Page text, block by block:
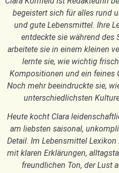
begeistert sich für alles rund
und gute Lebensmittel. Ihre
entdeckte sie während des
arbeitete sie in einem kleinen
lernte sie, wie wichtig
Kompositionen und ein feines
Noch mehr beeindruckte sie,
unterschiedlichsten
Heute kocht Clara
am liebsten saisonal,
Detail. Im Lebensmittel
mit klaren Erklärungen,
freundlichen Ton, der Lust